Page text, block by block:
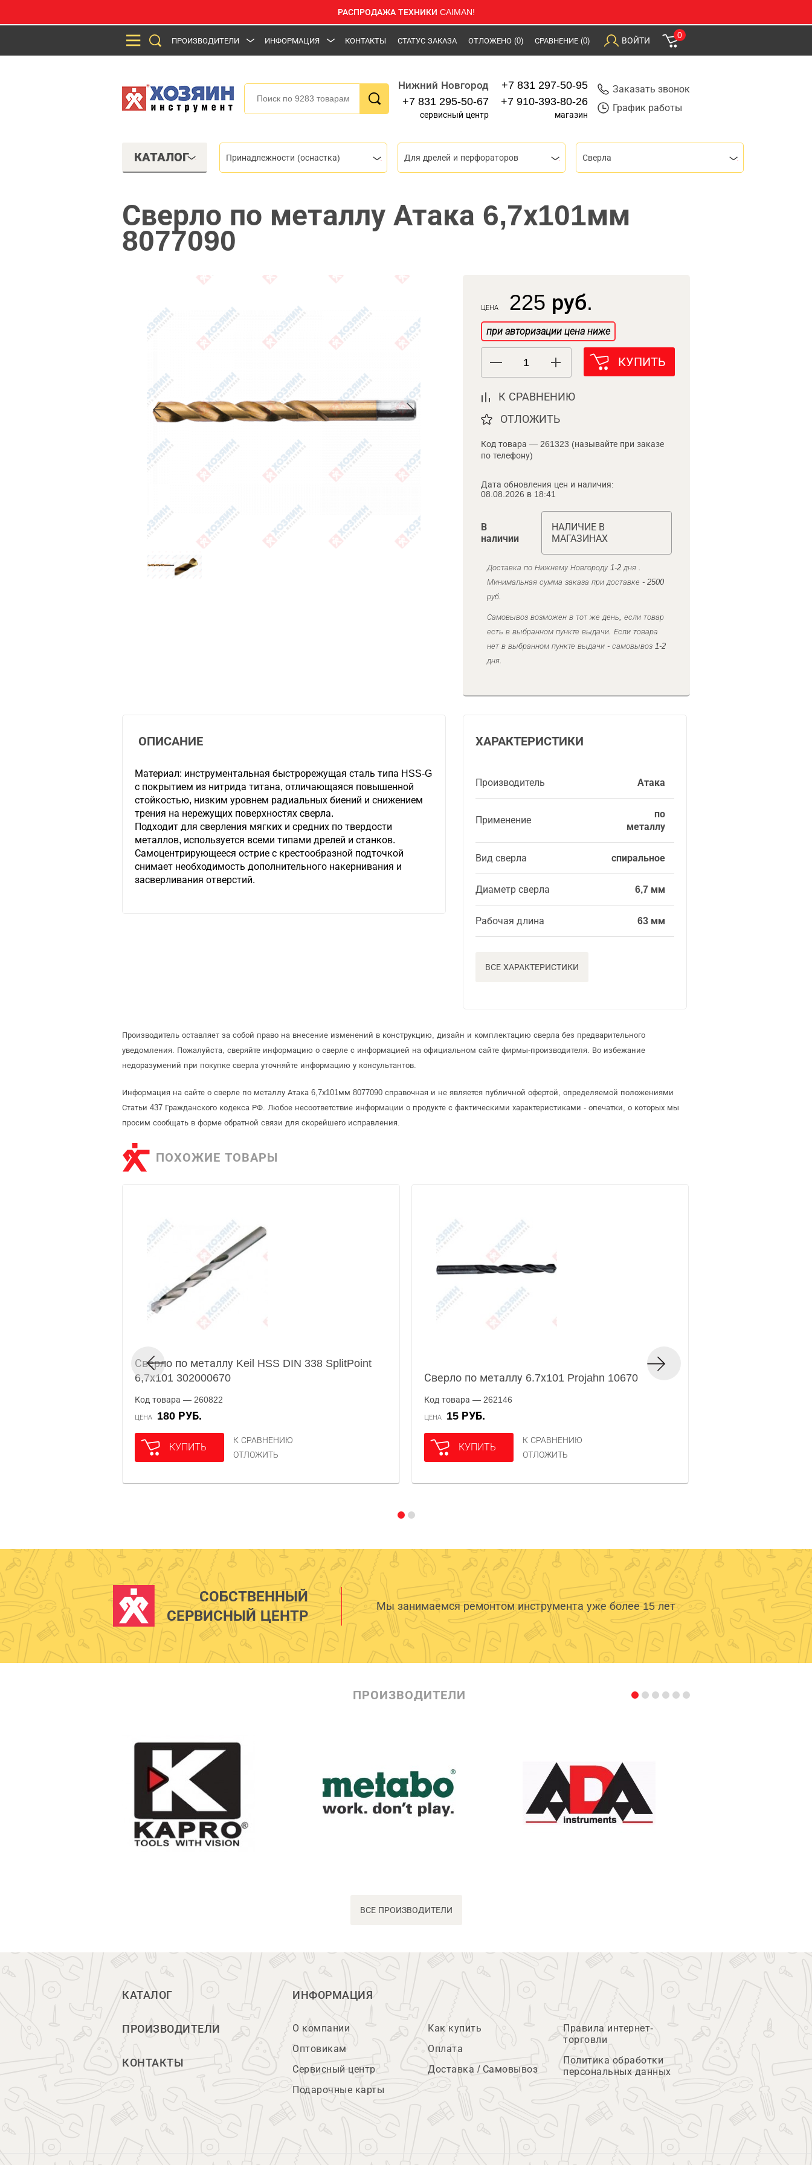
РАСПРОДАЖА ТЕХНИКИ CAIMAN!
ПРОИЗВОДИТЕЛИ ИНФОРМАЦИЯ КОНТАКТЫ СТАТУС ЗАКАЗА ОТЛОЖЕНО (0) СРАВНЕНИЕ (0) ВОЙТИ
0
Нижний Новгород
+7 831 295-50-67
сервисный центр
+7 831 297-50-95
+7 910-393-80-26
магазин
Заказать звонок
График работы
КАТАЛОГ Принадлежности (оснастка) Для дрелей и перфораторов Сверла
Сверло по металлу Атака 6,7х101мм
8077090
ЦЕНА 225 руб.
при авторизации цена ниже
КУПИТЬ
К СРАВНЕНИЮ
ОТЛОЖИТЬ
Код товара — 261323 (называйте при заказе
по телефону)
Дата обновления цен и наличия:
08.08.2026 в 18:41
В
наличии
НАЛИЧИЕ В
МАГАЗИНАХ
Доставка по Нижнему Новгороду 1-2 дня .
Минимальная сумма заказа при доставке - 2500
руб.
Самовывоз возможен в тот же день, если товар
есть в выбранном пункте выдачи. Если товара
нет в выбранном пункте выдачи - самовывоз 1-2
дня.
ХАРАКТЕРИСТИКИ
Производитель Атака
Применение
по
металлу
Вид сверла спиральное
Диаметр сверла 6,7 мм
Рабочая длина 63 мм
ВСЕ ХАРАКТЕРИСТИКИ
ОПИСАНИЕ
Материал: инструментальная быстрорежущая сталь типа HSS-G
с покрытием из нитрида титана, отличающаяся повышенной
стойкостью, низким уровнем радиальных биений и снижением
трения на нережущих поверхностях сверла.
Подходит для сверления мягких и средних по твердости
металлов, используется всеми типами дрелей и станков.
Самоцентрирующееся острие с крестообразной подточкой
снимает необходимость дополнительного накернивания и
засверливания отверстий.
Производитель оставляет за собой право на внесение изменений в конструкцию, дизайн и комплектацию сверла без предварительного
уведомления. Пожалуйста, сверяйте информацию о сверле с информацией на официальном сайте фирмы-производителя. Во избежание
недоразумений при покупке сверла уточняйте информацию у консультантов.
Информация на сайте о сверле по металлу Атака 6,7х101мм 8077090 справочная и не является публичной офертой, определяемой положениями
Статьи 437 Гражданского кодекса РФ. Любое несоответствие информации о продукте с фактическими характеристиками - опечатки, о которых мы
просим сообщать в форме обратной связи для скорейшего исправления.
ПОХОЖИЕ ТОВАРЫ
Сверло по металлу Keil HSS DIN 338 SplitPoint
6,7х101 302000670
Код товара — 260822
ЦЕНА 180 РУБ.
КУПИТЬ
К СРАВНЕНИЮ
ОТЛОЖИТЬ
Сверло по металлу 6.7х101 Projahn 10670
Код товара — 262146
ЦЕНА 15 РУБ.
КУПИТЬ
К СРАВНЕНИЮ
ОТЛОЖИТЬ
СОБСТВЕННЫЙ
СЕРВИСНЫЙ ЦЕНТР
Мы занимаемся ремонтом инструмента уже более 15 лет
ПРОИЗВОДИТЕЛИ
ВСЕ ПРОИЗВОДИТЕЛИ
КАТАЛОГ
ПРОИЗВОДИТЕЛИ
КОНТАКТЫ
ИНФОРМАЦИЯ
О компании
Оптовикам
Сервисный центр
Подарочные карты
Как купить
Оплата
Доставка / Самовывоз
Правила интернет-
торговли
Политика обработки
персональных данных